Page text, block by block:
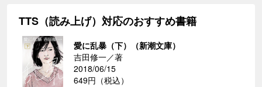
TTS（読み上げ）対応のおすすめ書籍
愛に乱暴（下）（新潮文庫）
吉田修一／著
2018/06/15
649円（税込）